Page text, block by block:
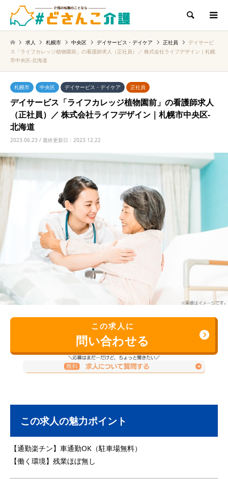
検索
求人 札幌市 中央区 デイサービス・デイケア 正社員
デイサービ
ス「ライフカレッジ植物園前」の看護師求人（正社員）／ 株式会社ライフデザイン｜札幌
市中央区‐北海道
札幌市 中央区 デイサービス・デイケア 正社員
デイサービス「ライフカレッジ植物園前」の看護師求人
（正社員）／ 株式会社ライフデザイン｜札幌市中央区‐
北海道
2023.06.23 / 最終更新日：2023.12.22
この求人に
問い合わせる
この求人の魅力ポイント
【通勤楽チン】車通勤OK（駐車場無料）
【働く環境】残業ほぼ無し